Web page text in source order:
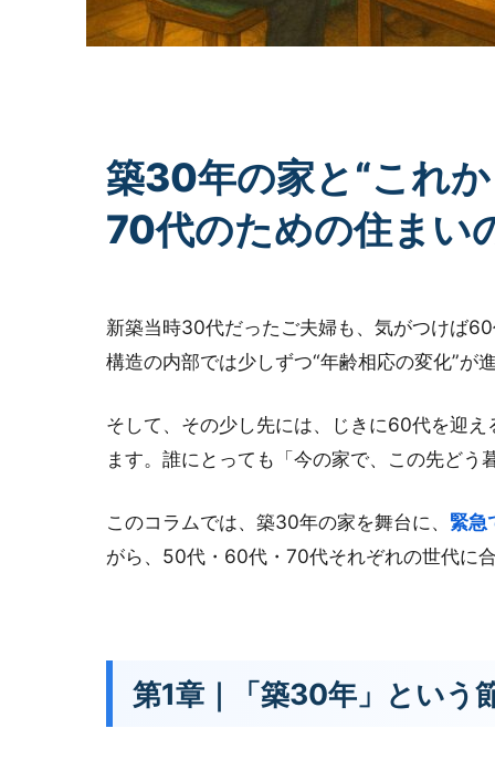
築30年の家と“これ
70代のための住まい
新築当時30代だったご夫婦も、気がつけば
構造の内部では少しずつ“年齢相応の変化”が
そして、その少し先には、じきに60代を迎
ます。誰にとっても「今の家で、この先ど
このコラムでは、築30年の家を舞台に、 緊急
がら、50代・60代・70代それぞれの世代に
第1章｜「築30年」という